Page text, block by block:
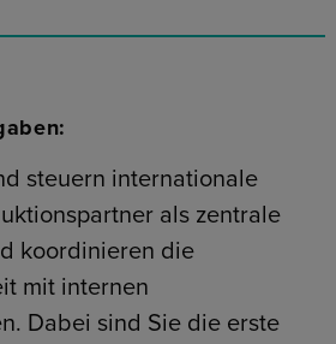
steuern internationale
als zentrale
koordinieren die
mit internen
Dabei sind Sie die erste